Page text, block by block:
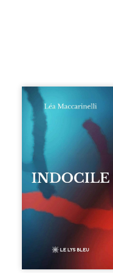
Quatre parties.
Quatre refus.
Quatre visages
d’une existence en
friction. Entre les
silences qu’on ne
déchiffre pas, les
amours qu’on
dérange, les corps
qu’on administre
et les liens qu’on
sabote, cet
ouvrage parle à
vivent trop fort,
trop vrai, trop tôt.